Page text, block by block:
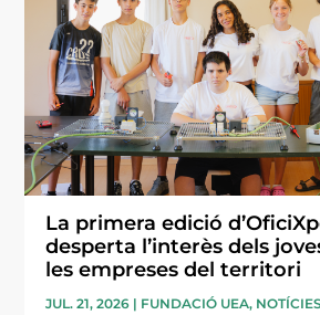
La primera edició
desperta l’interès dels
les empreses del territori
JUL. 21, 2026 | FUNDACIÓ UEA,